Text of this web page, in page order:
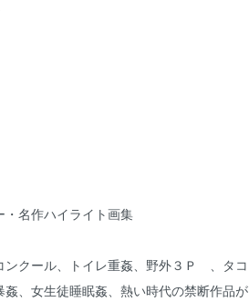
・名作ハイライト画集
ンクール、トイレ重姦、野外３Ｐ 、タコ
、女生徒睡眠姦、熱い時代の禁断作品が